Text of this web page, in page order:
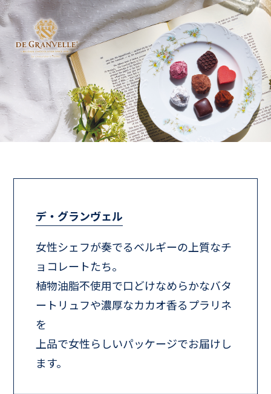
デ・グランヴェル
女性シェフが奏でるベルギーの上質なチ
ョコレートたち。
植物油脂不使用で口どけなめらかなバタ
ートリュフや濃厚なカカオ香るプラリネ
を
上品で女性らしいパッケージでお届けし
ます。